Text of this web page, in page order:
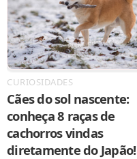
CURIOSIDADES
Cães do sol nascente:
conheça 8 raças de
cachorros vindas
diretamente do Japão!